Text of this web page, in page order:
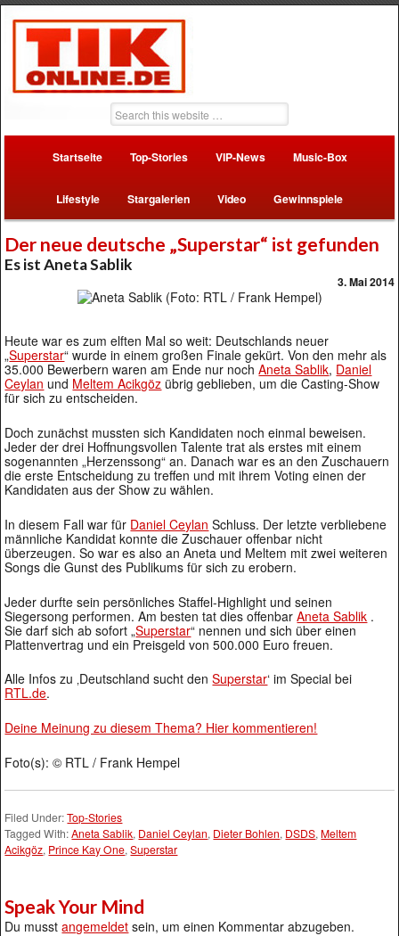
Startseite Top-Stories VIP-News Music-Box
Lifestyle Stargalerien Video Gewinnspiele
Der neue deutsche „Superstar“ ist gefunden
Es ist Aneta Sablik
3. Mai 2014
Heute war es zum elften Mal so weit: Deutschlands neuer
„Superstar“ wurde in einem großen Finale gekürt. Von den mehr als
35.000 Bewerbern waren am Ende nur nochAneta Sablik, Daniel
Ceylan und Meltem Acikgöz übrig geblieben, um die Casting-Show
für sich zu entscheiden.
Doch zunächst mussten sich Kandidaten noch einmal beweisen.
Jeder der drei Hoffnungsvollen Talente trat als erstes mit einem
sogenannten „Herzenssong“ an. Danach war es an den Zuschauern
die erste Entscheidung zu treffen und mit ihrem Voting einen der
Kandidaten aus der Show zu wählen.
In diesem Fall war für Daniel Ceylan Schluss. Der letzte verbliebene
männliche Kandidat konnte die Zuschauer offenbar nicht
überzeugen. So war es also an Aneta und Meltem mit zwei weiteren
Songs die Gunst des Publikums für sich zu erobern.
Jeder durfte sein persönliches Staffel-Highlight und seinen
Siegersong performen. Am besten tat dies offenbarAneta Sablik .
Sie darf sich ab sofort „Superstar“ nennen und sich über einen
Plattenvertrag und ein Preisgeld von 500.000 Euro freuen.
Alle Infos zu ‚Deutschland sucht denSuperstar‘ im Special bei
RTL.de.
Deine Meinung zu diesem Thema? Hier kommentieren!
Foto(s): © RTL / Frank Hempel
Filed Under:Top-Stories
Tagged With:Aneta Sablik, Daniel Ceylan, Dieter Bohlen, DSDS, Meltem
Acikgöz, Prince Kay One,Superstar
Speak Your Mind
Du musstangemeldet sein, um einen Kommentar abzugeben.